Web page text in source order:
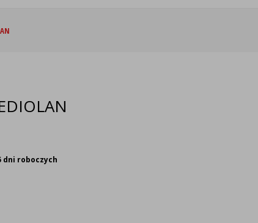
dni roboczych